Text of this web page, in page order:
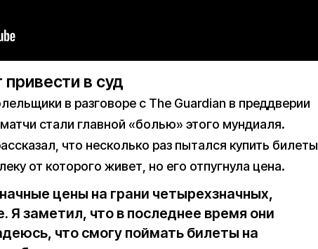
в суд
в разговоре с The Guardian в преддверии
стали главной «болью» этого мундиаля.
что несколько раз пытался купить билеты
от которого живет, но его отпугнула цена.
цены на грани четырехзначных,
Я заметил, что в последнее время они
что смогу поймать билеты на